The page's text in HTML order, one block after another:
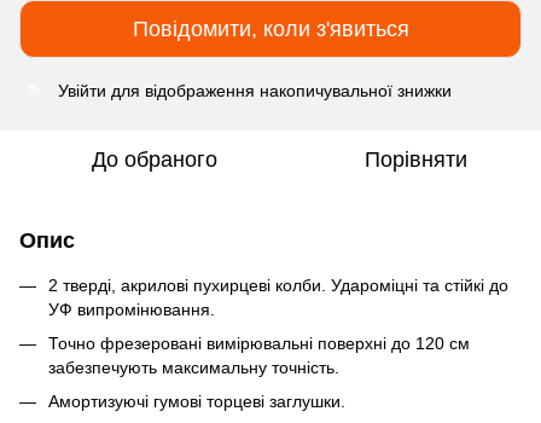
Повідомити, коли з'явиться
Увійти для відображення накопичувальної знижки
До обраного Порівняти
Опис
2 тверді, акрилові пухирцеві колби. Удароміцні та стійкі до
УФ випромінювання.
Точно фрезеровані вимірювальні поверхні до 120 см
забезпечують максимальну точність.
Амортизуючі гумові торцеві заглушки.